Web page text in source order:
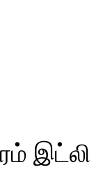
இட்லி